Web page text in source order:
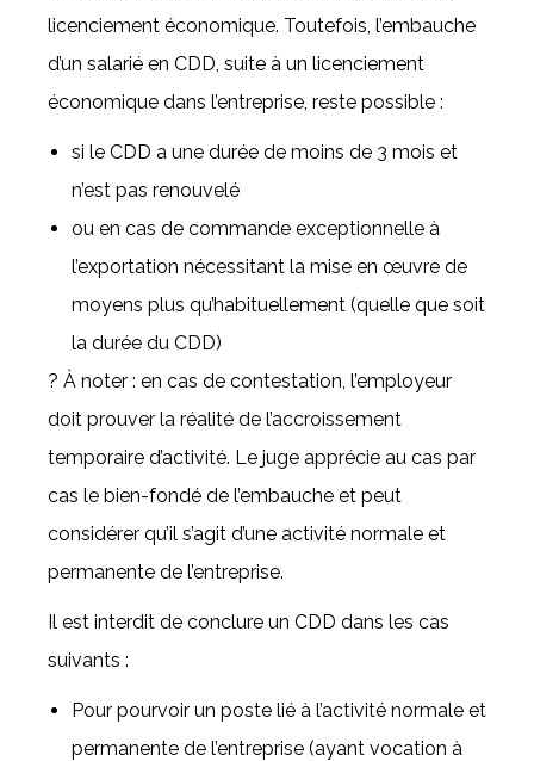
licenciement économique. Toutefois, l’embauche
d’un salarié en CDD, suite à un licenciement
économique dans l’entreprise, reste possible :
si le CDD a une durée de moins de 3 mois et
n’est pas renouvelé
ou en cas de commande exceptionnelle à
l’exportation nécessitant la mise en œuvre de
moyens plus qu’habituellement (quelle que soit
la durée du CDD)
? À noter : en cas de contestation, l’employeur
doit prouver la réalité de l’accroissement
temporaire d’activité. Le juge apprécie au cas par
cas le bien-fondé de l’embauche et peut
considérer qu’il s’agit d’une activité normale et
permanente de l’entreprise.
Il est interdit de conclure un CDD dans les cas
suivants :
Pour pourvoir un poste lié à l’activité normale et
permanente de l’entreprise (ayant vocation à